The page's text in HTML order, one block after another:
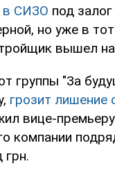
в СИЗО под
но уже в
вышел
группы "За
грозит лишение
вице-
компании